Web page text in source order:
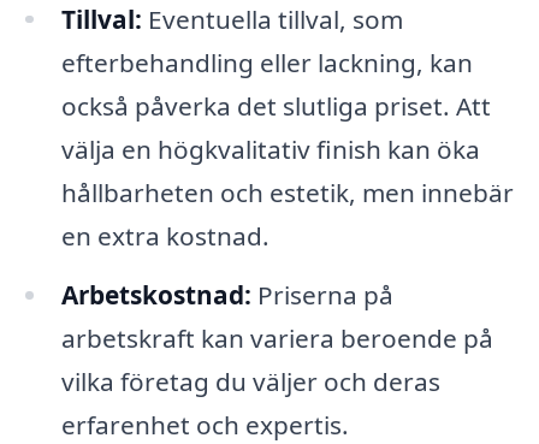
Tillval: Eventuella tillval, som
efterbehandling eller lackning, kan
också påverka det slutliga priset. Att
välja en högkvalitativ finish kan öka
hållbarheten och estetik, men innebär
en extra kostnad.
Arbetskostnad: Priserna på
arbetskraft kan variera beroende på
vilka företag du väljer och deras
erfarenhet och expertis.